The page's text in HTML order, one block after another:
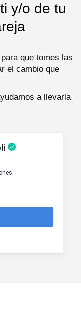
y/o de tu
que tomes las
el cambio que
a llevarla